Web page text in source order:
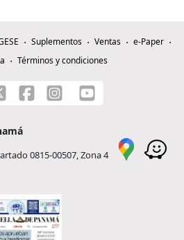
Suplementos Ventas
e-Paper
Términos y condiciones
0815-00507, Zona 4